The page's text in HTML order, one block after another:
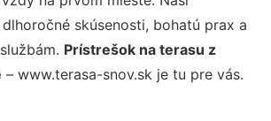
skúsenosti, bohatú prax a
Prístrešok na terasu z
– www.terasa-snov.sk je tu pre vás.